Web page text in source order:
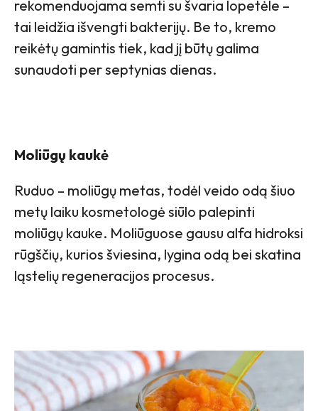
rekomenduojama semti su švaria lopetėle –
tai leidžia išvengti bakterijų. Be to, kremo
reikėtų gamintis tiek, kad jį būtų galima
sunaudoti per septynias dienas.
Moliūgų kaukė
Ruduo – moliūgų metas, todėl veido odą šiuo
metų laiku kosmetologė siūlo palepinti
moliūgų kauke. Moliūguose gausu alfa hidroksi
rūgščių, kurios šviesina, lygina odą bei skatina
ląstelių regeneracijos procesus.